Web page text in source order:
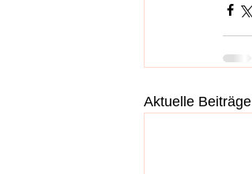
Aktuelle Beiträge